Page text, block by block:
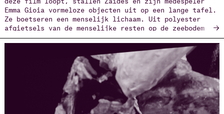
Emma Gioia vormeloze objecten uit op een lange tafel.
Ze boetseren een menselijk lichaam. Uit polyester
afgietsels van de menselijke resten op de zeebodem
ontstaan wezens die toegang kunnen krijgen tot
Necropolis, de fictieve dodenstad waar al deze
slachtoffers welkom zijn. De ‘nieuwe mens’ die ze
bouwen—ook dit is ‘sociale plastiek’—wordt een
digitale figuur op een scherm met travelling shots
over kerkhoven, 3D-animatie en een soundscape van
voetstappen op kiezelstenen. Daar danst de
wedersamengestelde dode, ondraaglijk lang,
ondraaglijk elegant, tot je dit beeld van een
→